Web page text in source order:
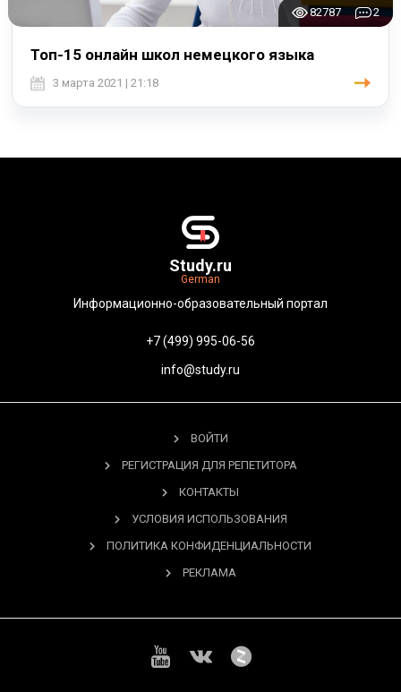
82787 2
Топ-15 онлайн школ немецкого языка
3 марта 2021 | 21:18
Study.ru
German
Информационно-образовательный портал
+7 (499) 995-06-56
info@study.ru
ВОЙТИ
РЕГИСТРАЦИЯ ДЛЯ РЕПЕТИТОРА
КОНТАКТЫ
УСЛОВИЯ ИСПОЛЬЗОВАНИЯ
ПОЛИТИКА КОНФИДЕНЦИАЛЬНОСТИ
РЕКЛАМА